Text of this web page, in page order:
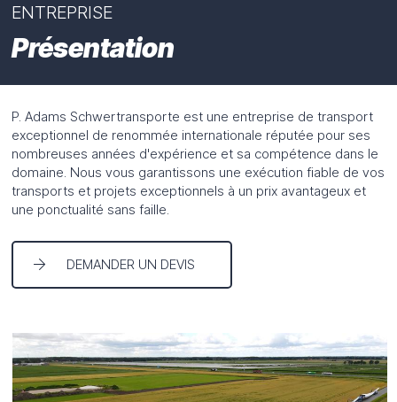
ENTREPRISE
Présentation
P. Adams Schwertransporte est une entreprise de transport
exceptionnel de renommée internationale réputée pour ses
nombreuses années d'expérience et sa compétence dans le
domaine. Nous vous garantissons une exécution fiable de vos
transports et projets exceptionnels à un prix avantageux et
une ponctualité sans faille.
DEMANDER UN DEVIS